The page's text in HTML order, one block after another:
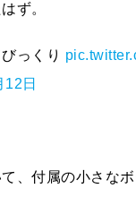
ず。
っくり
12日
、付属の小さな